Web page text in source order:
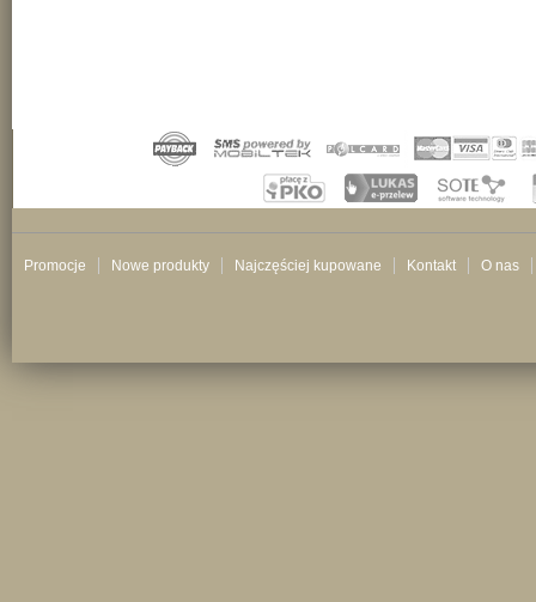
Promocje Nowe produkty Najczęściej kupowane Kontakt O nas